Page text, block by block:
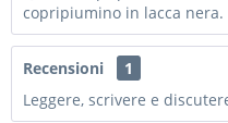
copripiumino in lacca nera.
Recensioni
1
Leggere, scrivere e